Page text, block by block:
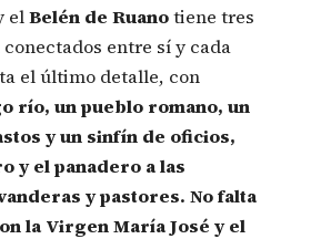
elBelén de Ruanotiene tres
entre sí y cada
el último detalle, con
río, un pueblo romano, un
y un sinfín de oficios,
y el panadero a las
y pastores. No falta
la Virgen María José y el